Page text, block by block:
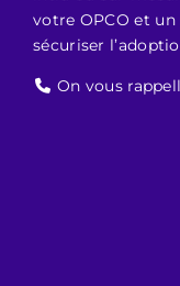
votre OPCO et
sécuriser
On vous